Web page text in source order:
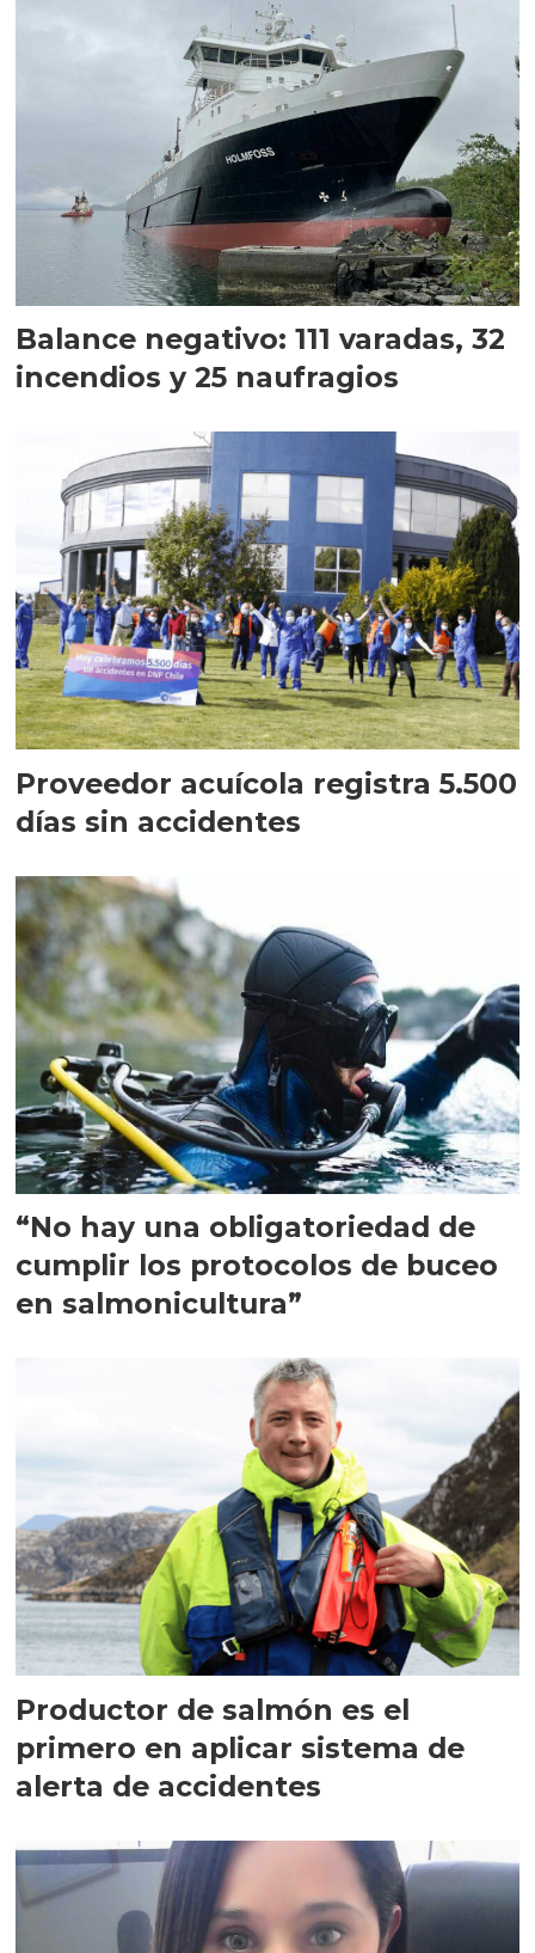
Balance negativo: 111 varadas, 32
incendios y 25 naufragios
Proveedor acuícola registra 5.500
días sin accidentes
“No hay una obligatoriedad de
cumplir los protocolos de buceo
en salmonicultura”
Productor de salmón es el
primero en aplicar sistema de
alerta de accidentes